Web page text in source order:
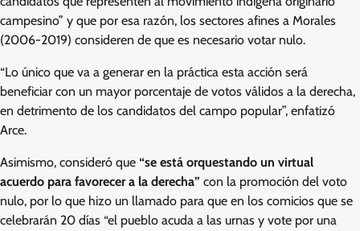
campesino” y que por esa razón, los sectores afines a Morales
(2006-2019) consideren de que es necesario votar nulo.
“Lo único que va a generar en la práctica esta acción será
beneficiar con un mayor porcentaje de votos válidos a la derecha,
en detrimento de los candidatos del campo popular”, enfatizó
Arce.
Asimismo, consideró que “se está orquestando un virtual
acuerdo para favorecer a la derecha” con la promoción del voto
nulo, por lo que hizo un llamado para que en los comicios que se
celebrarán 20 días “el pueblo acuda a las urnas y vote por una